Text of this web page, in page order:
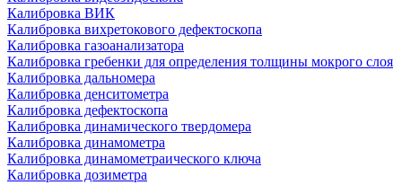
Калибровка ВИК
Калибровка вихретокового дефектоскопа
Калибровка газоанализатора
Калибровка гребенки для определения толщины мокрого слоя
Калибровка дальномера
Калибровка денситометра
Калибровка дефектоскопа
Калибровка динамического твердомера
Калибровка динамометра
Калибровка динамометраического ключа
Калибровка дозиметра